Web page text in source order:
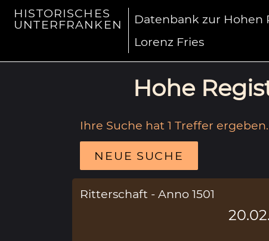
HISTORISCHES
UNTERFRANKEN
Datenbank zur Hohen
Lorenz Fries
Hohe
Ihre Suche hat 1 Treffer ergeben.
NEUE SUCHE
Ritterschaft - Anno 1501